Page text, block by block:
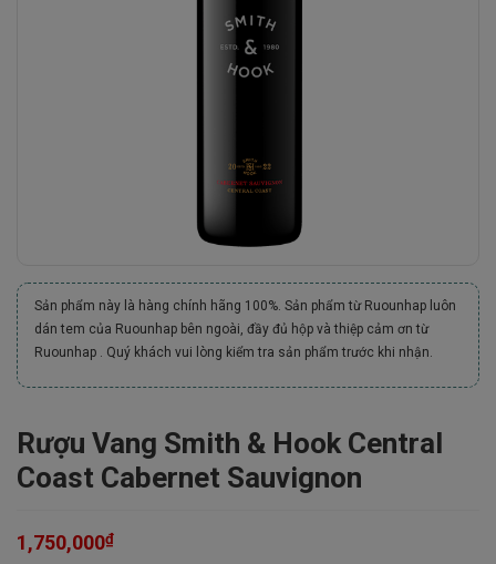
Sản phẩm này là hàng chính hãng 100%. Sản phẩm từ Ruounhap luôn
dán tem của Ruounhap bên ngoài, đầy đủ hộp và thiệp cảm ơn từ
Ruounhap . Quý khách vui lòng kiểm tra sản phẩm trước khi nhận.
Rượu Vang Smith & Hook Central
Coast Cabernet Sauvignon
1,750,000₫